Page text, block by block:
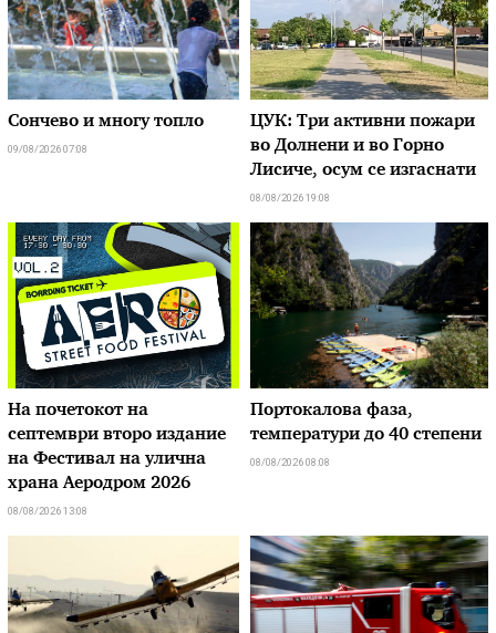
Сончево и многу топло
09/08/2026 07:08
ЦУК: Три активни пожари
во Долнени и во Горно
Лисиче, осум се изгаснати
08/08/2026 19:08
На почетокот на
септември второ издание
на Фестивал на улична
храна Аеродром 2026
08/08/2026 13:08
Портокалова фаза,
температури до 40 степени
08/08/2026 08:08